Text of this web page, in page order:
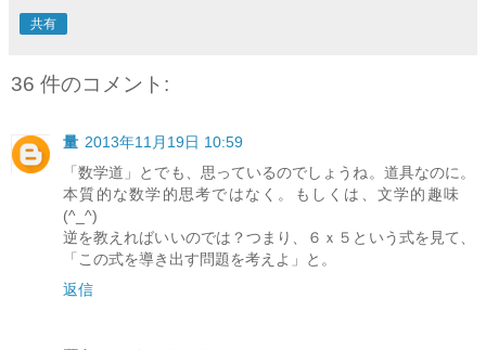
共有
36 件のコメント:
量 2013年11月19日 10:59
「数学道」とでも、思っているのでしょうね。道具なのに。
本質的な数学的思考ではなく。もしくは、文学的趣味
(^_^)
逆を教えればいいのでは？つまり、６ｘ５という式を見て、
「この式を導き出す問題を考えよ」と。
返信